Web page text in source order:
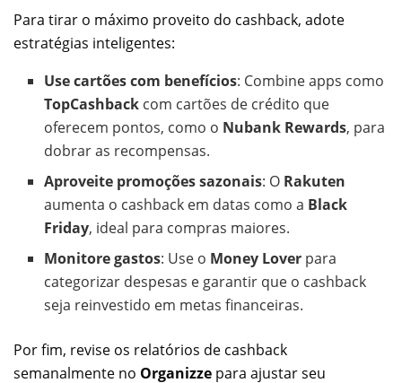
Para tirar o máximo proveito do cashback, adote
estratégias inteligentes:
Use cartões com benefícios: Combine apps como
TopCashback com cartões de crédito que
oferecem pontos, como o Nubank Rewards, para
dobrar as recompensas.
Aproveite promoções sazonais: O Rakuten
aumenta o cashback em datas como a Black
Friday, ideal para compras maiores.
Monitore gastos: Use o Money Lover para
categorizar despesas e garantir que o cashback
seja reinvestido em metas financeiras.
Por fim, revise os relatórios de cashback
semanalmente no Organizze para ajustar seu